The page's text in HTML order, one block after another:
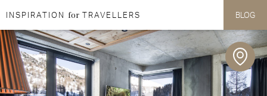
Aller au contenu
Aller au menu
INSPIRATION for TRAVELLERS BLOG